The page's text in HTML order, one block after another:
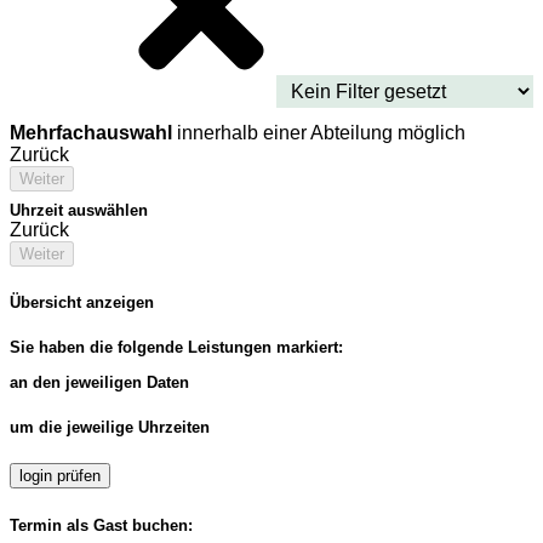
Mehrfachauswahl innerhalb einer Abteilung möglich
Zurück
Weiter
Uhrzeit auswählen
Zurück
Weiter
Übersicht anzeigen
Sie haben die folgende Leistungen markiert:
an den jeweiligen Daten
um die jeweilige Uhrzeiten
login prüfen
Termin als Gast buchen: